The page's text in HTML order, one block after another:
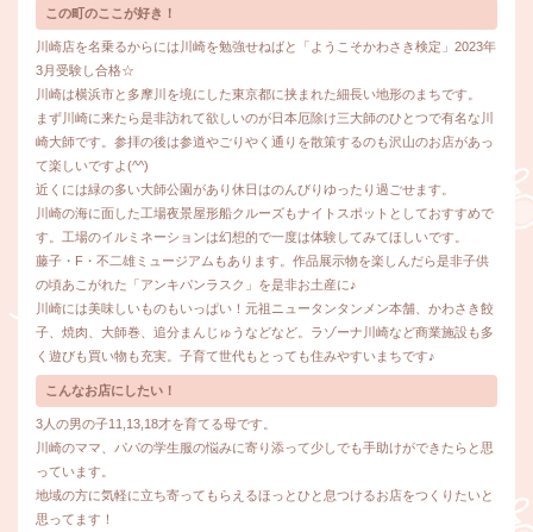
この町のここが好き！
川崎店を名乗るからには川崎を勉強せねばと「ようこそかわさき検定」2023年
3月受験し合格☆
川崎は横浜市と多摩川を境にした東京都に挟まれた細長い地形のまちです。
まず川崎に来たら是非訪れて欲しいのが日本厄除け三大師のひとつで有名な川
崎大師です。参拝の後は参道やごりやく通りを散策するのも沢山のお店があっ
て楽しいですよ(^^)
近くには緑の多い大師公園があり休日はのんびりゆったり過ごせます。
川崎の海に面した工場夜景屋形船クルーズもナイトスポットとしておすすめで
す。工場のイルミネーションは幻想的で一度は体験してみてほしいです。
藤子・F・不二雄ミュージアムもあります。作品展示物を楽しんだら是非子供
の頃あこがれた「アンキパンラスク」を是非お土産に♪
川崎には美味しいものもいっぱい！元祖ニュータンタンメン本舗、かわさき餃
子、焼肉、大師巻、追分まんじゅうなどなど。ラゾーナ川崎など商業施設も多
く遊びも買い物も充実。子育て世代もとっても住みやすいまちです♪
こんなお店にしたい！
3人の男の子11,13,18才を育てる母です。
川崎のママ、パパの学生服の悩みに寄り添って少しでも手助けができたらと思
っています。
地域の方に気軽に立ち寄ってもらえるほっとひと息つけるお店をつくりたいと
思ってます！